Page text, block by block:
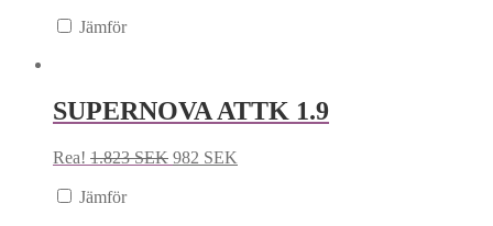
Jämför
SUPERNOVA ATTK 1.9
Rea! 1.823SEK 982 SEK
Jämför